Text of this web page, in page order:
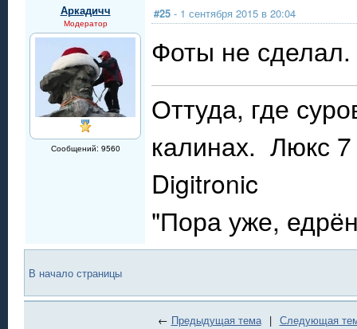
Аркадичч
Модератор
Сообщений: 9560
#25 - 1 сентября 2015 в 20:04
Фоты не
Оттуда, где
калинах. Люкс
Digitronic
"Пора уже,
В начало страницы
← Предыдущая тема | Следующая